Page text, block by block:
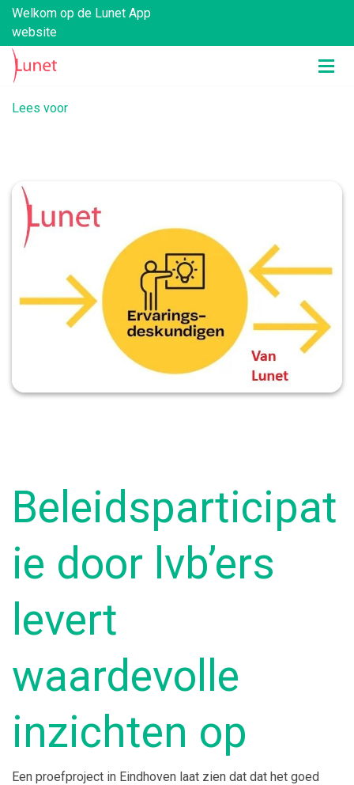
Welkom op de Lunet App
website
Lees voor
Beleidsparticipat
ie door lvb’ers
levert
waardevolle
inzichten op
Een proefproject in Eindhoven laat zien dat dat het goed